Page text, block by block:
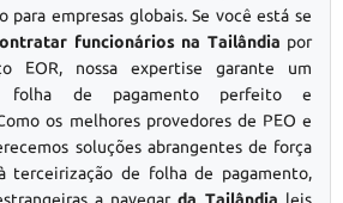
para empresas globais. Se você está se
funcionários na Tailândia por
EOR, nossa expertise garante um
folha de pagamento perfeito e
os melhores provedores de PEO e
soluções abrangentes de força
terceirização de folha de pagamento,
a navegarda Tailândia leis